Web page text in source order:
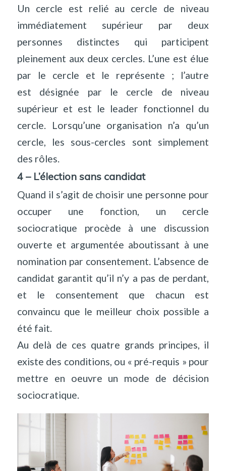
Un cercle est relié au cercle de niveau
immédiatement supérieur par deux
personnes distinctes qui participent
pleinement aux deux cercles. L’une est élue
par le cercle et le représente ; l’autre
est désignée par le cercle de niveau
supérieur et est le leader fonctionnel du
cercle. Lorsqu’une organisation n’a qu’un
cercle, les sous-cercles sont simplement
des rôles.
4 – L’élection sans candidat
Quand il s’agit de choisir une personne pour
occuper une fonction, un cercle
sociocratique procède à une discussion
ouverte et argumentée aboutissant à une
nomination par consentement. L’absence de
candidat garantit qu’il n’y a pas de perdant,
et le consentement que chacun est
convaincu que le meilleur choix possible a
été fait.
Au delà de ces quatre grands principes, il
existe des conditions, ou « pré-requis » pour
mettre en oeuvre un mode de décision
sociocratique.